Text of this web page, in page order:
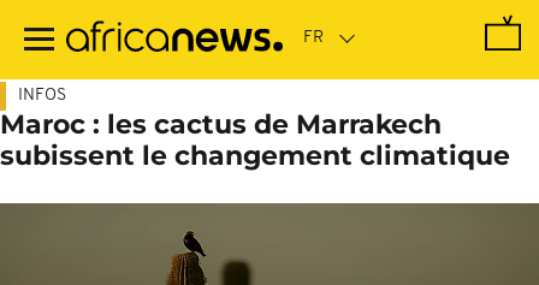
contenu
INFOS
Maroc : les cactus de Marrakech
subissent le changement climatique